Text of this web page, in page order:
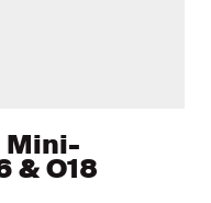
Mini-
& O18